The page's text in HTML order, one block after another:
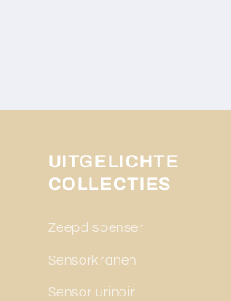
UITGELICHTE
COLLECTIES
Zeepdispenser
Sensorkranen
Sensor urinoir